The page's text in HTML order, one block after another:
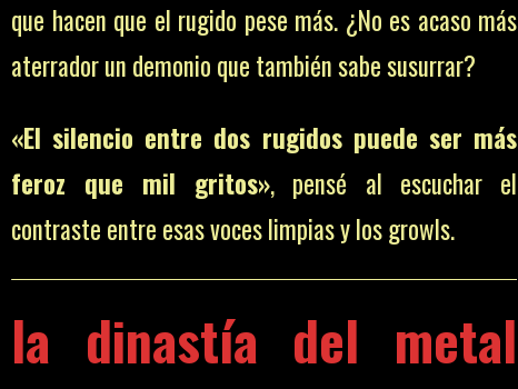
que hacen que el rugido pese más. ¿No es acaso más
aterrador un demonio que también sabe susurrar?
«El silencio entre dos rugidos puede ser más
feroz que mil gritos», pensé al escuchar el
contraste entre esas voces limpias y los growls.
la dinastía del metal